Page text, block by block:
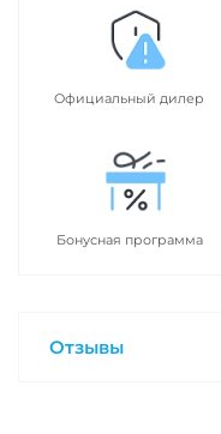
Официальный дилер
Бонусная программа
Отзывы